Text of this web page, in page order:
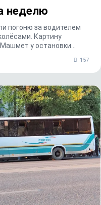
неделю
погоню за водителем
Картину
у остановки
157